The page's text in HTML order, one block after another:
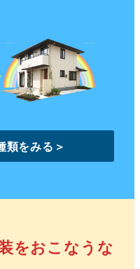
類をみる＞
をおこなうな